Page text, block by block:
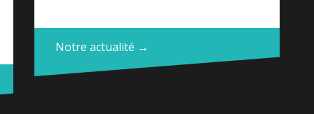
Notre actualité →